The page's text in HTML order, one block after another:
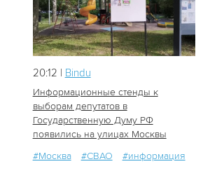
1
20:12 | Bindu
Информационные стенды к
выборам депутатов в
Государственную Думу РФ
появились на улицах Москвы
#Москва
#СВАО #информация